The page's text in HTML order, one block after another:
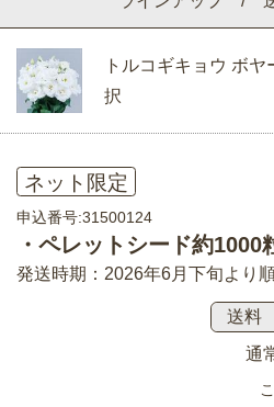
トルコギキョウ ボ
択
ネット限定
申込番号:31500124
・ペレットシード約1000
発送時期：2026年6月下旬より
送料
通